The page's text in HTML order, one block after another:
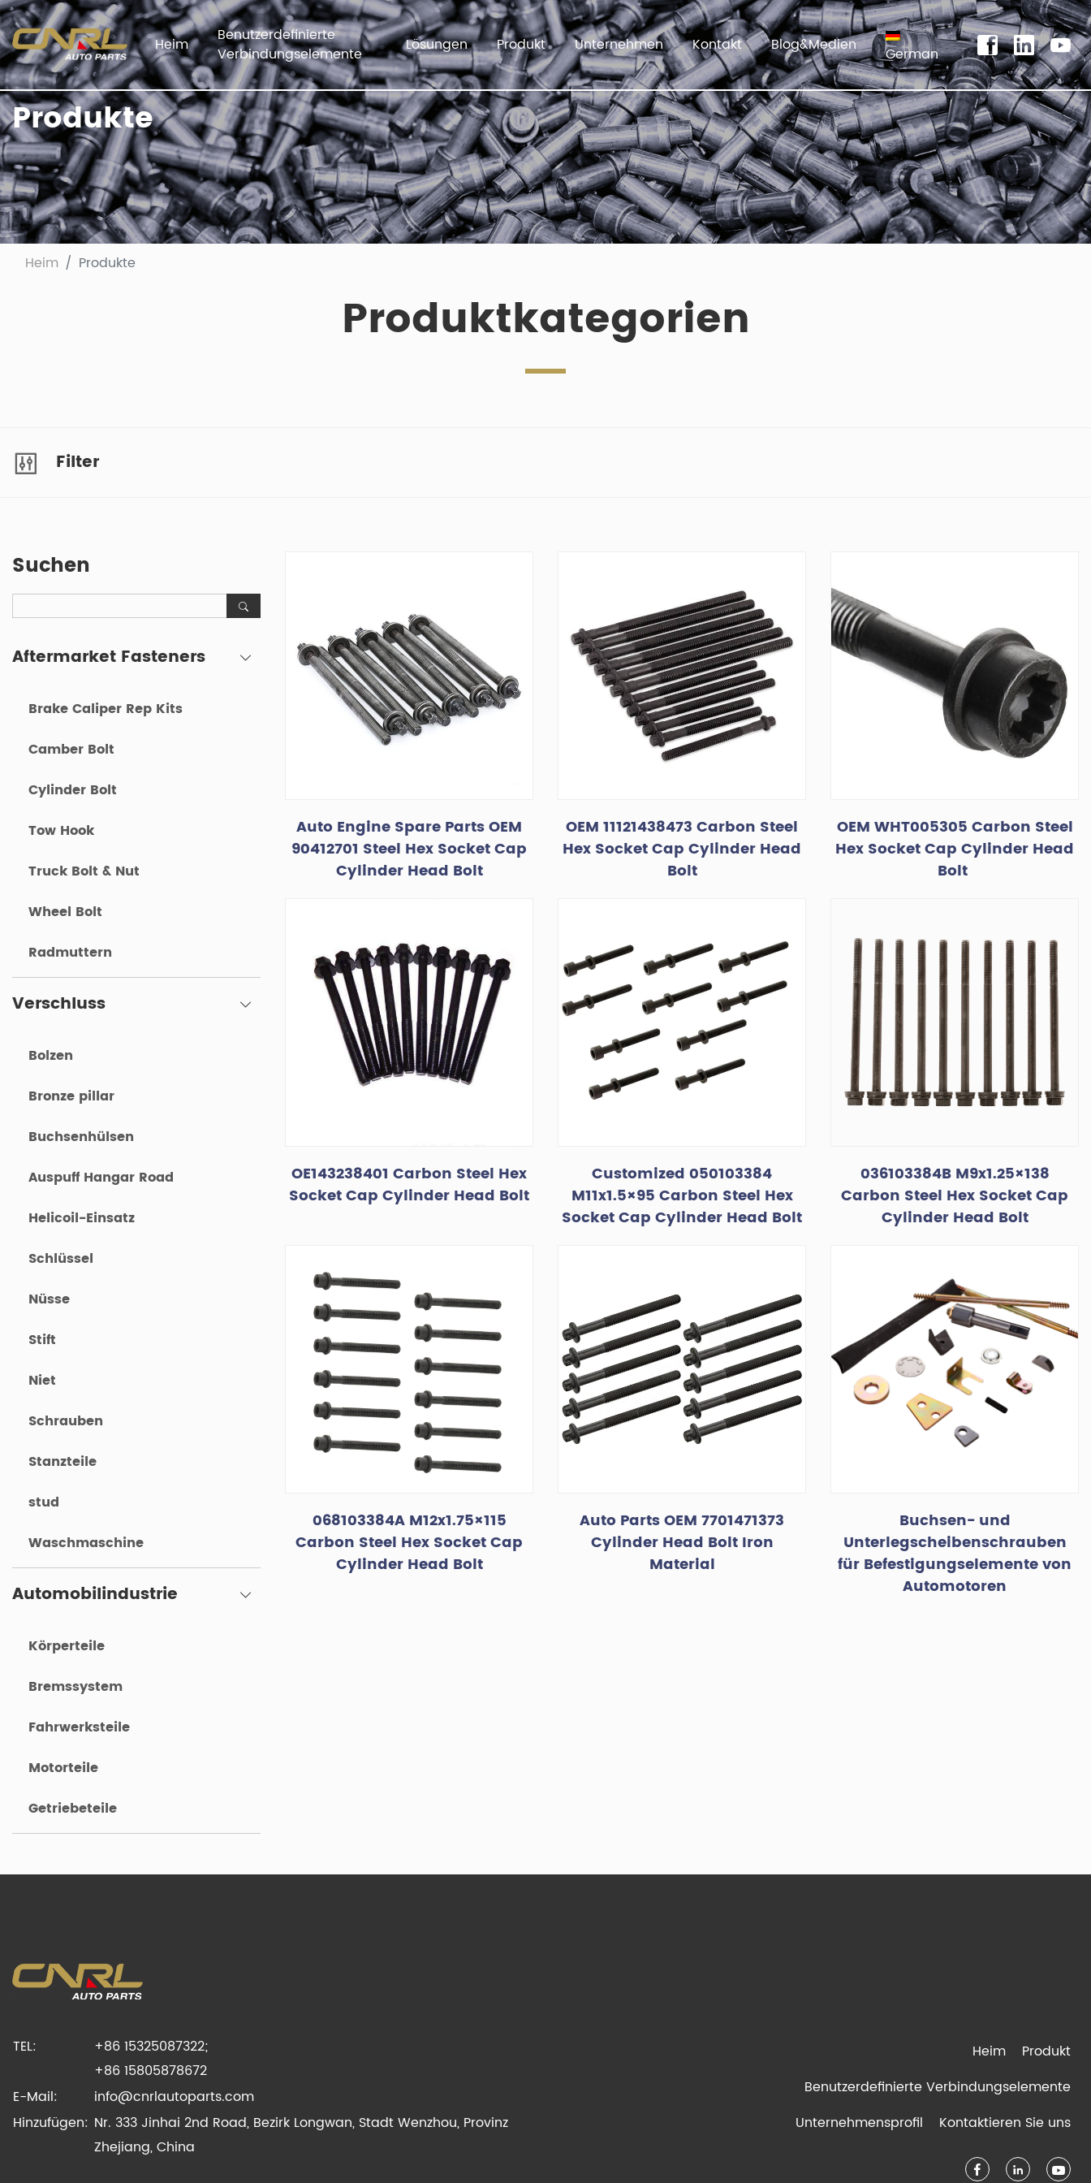
Heim
Benutzerdefinierte
Verbindungselemente
Lösungen Produkt Unternehmen Kontakt Blog&Medien German
Produkte
Heim Produkte
Produktkategorien
Filter
Suchen
Aftermarket Fasteners
Brake Caliper Rep Kits
Camber Bolt
Cylinder Bolt
Tow Hook
Truck Bolt & Nut
Wheel Bolt
Radmuttern
Verschluss
Bolzen
Bronze pillar
Buchsenhülsen
Auspuff Hangar Road
Helicoil-Einsatz
Schlüssel
Nüsse
Stift
Niet
Schrauben
Stanzteile
stud
Waschmaschine
Automobilindustrie
Körperteile
Bremssystem
Fahrwerksteile
Motorteile
Getriebeteile
Auto Engine Spare Parts OEM
90412701 Steel Hex Socket Cap
Cylinder Head Bolt
OEM 11121438473 Carbon Steel
Hex Socket Cap Cylinder Head
Bolt
OEM WHT005305 Carbon Steel
Hex Socket Cap Cylinder Head
Bolt
OE143238401 Carbon Steel Hex
Socket Cap Cylinder Head Bolt
Customized 050103384
M11x1.5×95 Carbon Steel Hex
Socket Cap Cylinder Head Bolt
036103384B M9x1.25×138
Carbon Steel Hex Socket Cap
Cylinder Head Bolt
068103384A M12x1.75×115
Carbon Steel Hex Socket Cap
Cylinder Head Bolt
Auto Parts OEM 7701471373
Cylinder Head Bolt Iron
Material
Buchsen- und
Unterlegscheibenschrauben
für Befestigungselemente von
Automotoren
TEL:
+86 15325087322;
+86 15805878672
E-Mail:
info@cnrlautoparts.com
Hinzufügen: Nr. 333 Jinhai 2nd Road, Bezirk Longwan, Stadt Wenzhou, Provinz
Zhejiang, China
Heim
Produkt
Benutzerdefinierte Verbindungselemente
Unternehmensprofil
Kontaktieren Sie uns